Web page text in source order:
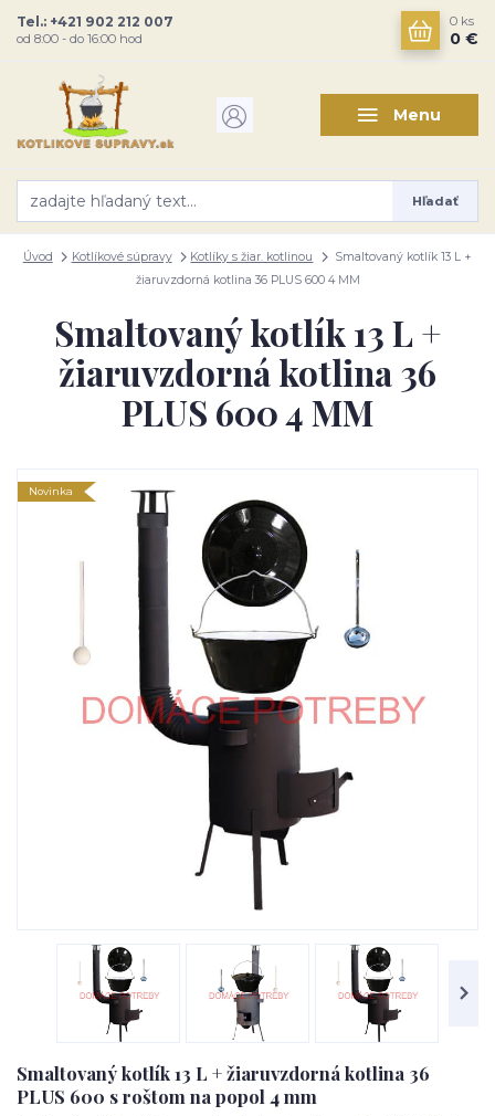
Menu
Hľadať
Tel.: +421 902 212 007
od 8:00 - do 16:00 hod
0 ks
0 €
Úvod Kotlíkové súpravy Kotlíky s žiar. kotlinou
Smaltovaný kotlík 13 L +
žiaruvzdorná kotlina 36 PLUS 600 4 MM
Smaltovaný kotlík 13 L +
žiaruvzdorná kotlina 36
PLUS 600 4 MM
Novinka
Smaltovaný kotlík 13 L + žiaruvzdorná kotlina 36
PLUS 600 s roštom na popol 4 mm